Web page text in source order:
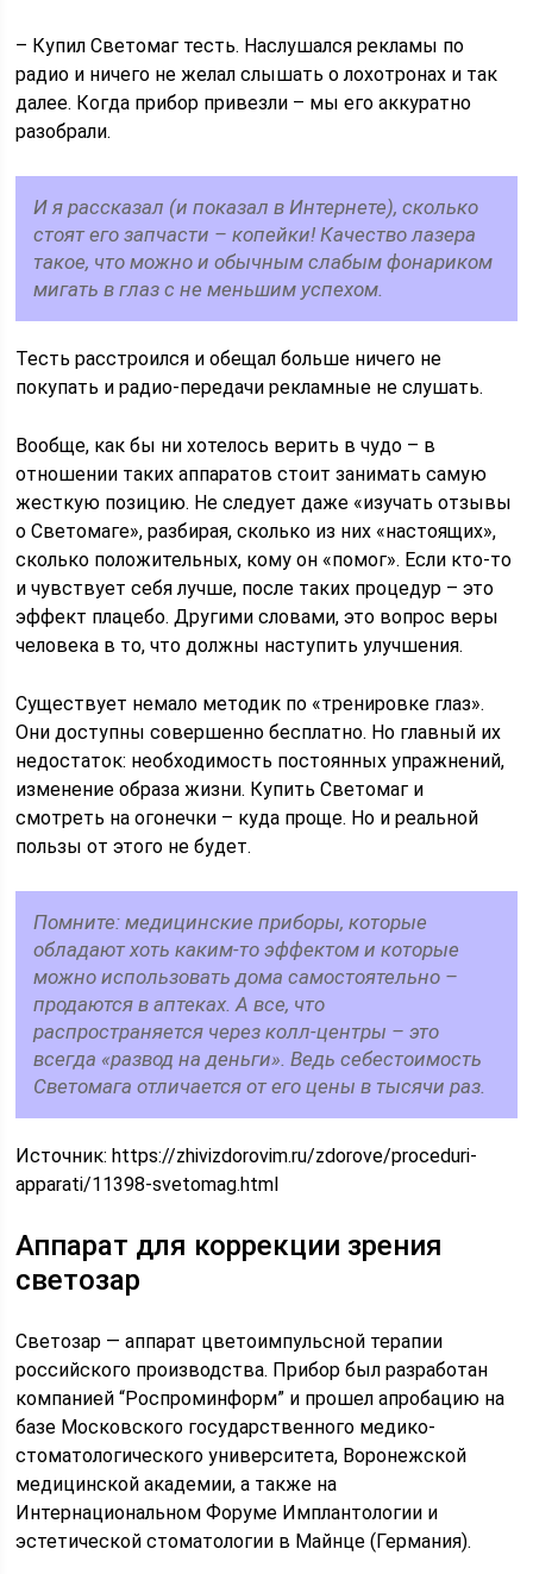
– Купил Светомаг тесть. Наслушался рекламы по
радио и ничего не желал слышать о лохотронах и так
далее. Когда прибор привезли – мы его аккуратно
разобрали.
И я рассказал (и показал в Интернете), сколько
стоят его запчасти – копейки! Качество лазера
такое, что можно и обычным слабым фонариком
мигать в глаз с не меньшим успехом.
Тесть расстроился и обещал больше ничего не
покупать и радио-передачи рекламные не слушать.
Вообще, как бы ни хотелось верить в чудо – в
отношении таких аппаратов стоит занимать самую
жесткую позицию. Не следует даже «изучать отзывы
о Светомаге», разбирая, сколько из них «настоящих»,
сколько положительных, кому он «помог». Если кто-то
и чувствует себя лучше, после таких процедур – это
эффект плацебо. Другими словами, это вопрос веры
человека в то, что должны наступить улучшения.
Существует немало методик по «тренировке глаз».
Они доступны совершенно бесплатно. Но главный их
недостаток: необходимость постоянных упражнений,
изменение образа жизни. Купить Светомаг и
смотреть на огонечки – куда проще. Но и реальной
пользы от этого не будет.
Помните: медицинские приборы, которые
обладают хоть каким-то эффектом и которые
можно использовать дома самостоятельно –
продаются в аптеках. А все, что
распространяется через колл-центры – это
всегда «развод на деньги». Ведь себестоимость
Светомага отличается от его цены в тысячи раз.
Источник:https://zhivizdorovim.ru/zdorove/proceduri-
apparati/11398-svetomag.html
Аппарат для коррекции зрения
светозар
Светозар — аппарат цветоимпульсной терапии
российского производства. Прибор был разработан
компанией “Роспроминформ” и прошел апробацию на
базе Московского государственного медико-
стоматологического университета, Воронежской
медицинской академии, а также на
Интернациональном Форуме Имплантологии и
эстетической стоматологии в Майнце (Германия).